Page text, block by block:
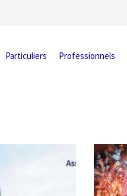
Particuliers Professionnels